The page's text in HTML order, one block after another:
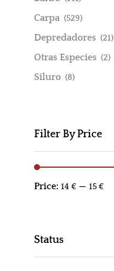
Carpa (529)
Depredadores (21)
Otras Especies (2)
Siluro (8)
Filter By Price
Price: 14 € — 15 €
Status